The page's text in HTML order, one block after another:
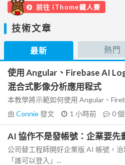
前往 iThome鐵人賽
技術文章
最新 熱門
使用 Angular、Firebase AI
混合式影像分析應用程式
本教學將示範如何使用 Angular、
由 Connie發文 1 小時前 0
AI 協作不是發帳號：企業要先
公司替工程師開好企業版 AI 帳號，
「誰可以登入」...